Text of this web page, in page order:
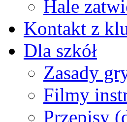
Hale
Kontakt z
Dla szkół
Zasady
Filmy
Przepisy